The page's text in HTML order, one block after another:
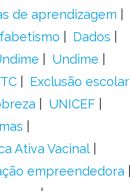
de aprendizagem
Dados
Undime
TC
Exclusão escolar
UNICEF
Ativa Vacinal
empreendedora